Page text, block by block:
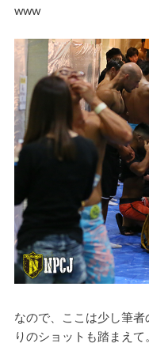
www
なので、ここは少し筆
りのショットも踏まえて。